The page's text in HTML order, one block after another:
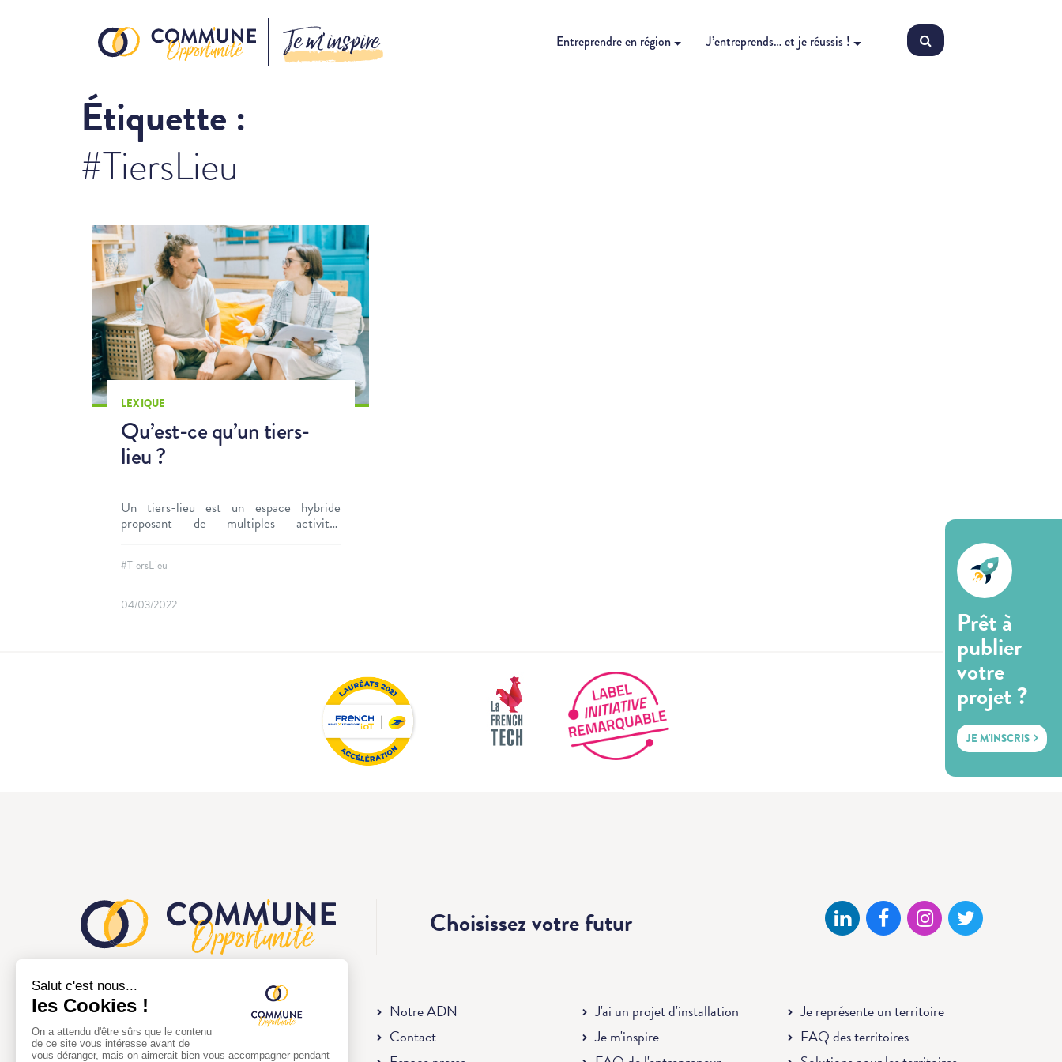
Je m’inspire Entreprendre en région J’entreprends… et je réussis !
Étiquette :
#TiersLieu
LEXIQUE
Qu’est-ce qu’un tiers-
lieu ?
Un tiers-lieu est un espace hybride
proposant de multiples activités
#TiersLieu
04/03/2022
Prêt à
publier
votre
projet ?
JE M'INSCRIS
Choisissez votrefutur
Comm'une opportunité a pour but de
faciliter la mise en relation entre les
collectivités territoriales et les
Notre ADN
Contact
J'ai un projet d'installation
Je m'inspire
Je représente un territoire
FAQ des territoires